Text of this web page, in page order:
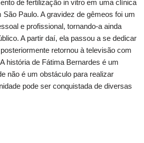
de fertilização in vitro em uma clínica
Paulo. A gravidez de gêmeos foi um
e profissional, tornando-a ainda
A partir daí, ela passou a se dedicar
retornou à televisão com
história de Fátima Bernardes é um
não é um obstáculo para realizar
pode ser conquistada de diversas